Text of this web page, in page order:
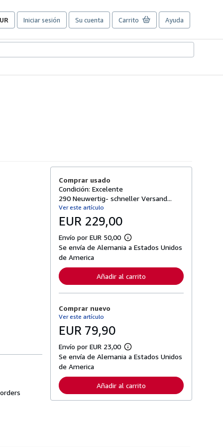
Iniciar sesión Su cuenta Carrito Ayuda
Comprar usado
Condición: Excelente
290 Neuwertig- schneller Versand...
Ver este artículo
EUR 229,00
Envío por EUR 50,00
M
á
f
o
r
s
o
b
e
a
Se envía de Alemania a Estados Unidos
de America
Añadir al carrito
Comprar nuevo
Ver este artículo
EUR 79,90
Envío por EUR 23,00
M
á
f
o
r
Se envía de Alemania a Estados Unidos
de America
Añadir al carrito